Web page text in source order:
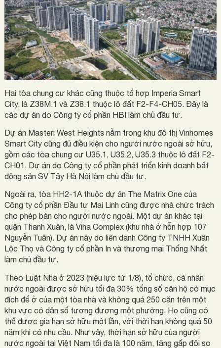
Hai tòa chung cư khác cũng thuộc tổ hợp Imperia Smart
City, là Z38M.1 và Z38.1 thuộc lô đất F2-F4-CH05. Đây là
các dự án do Công ty cổ phần HBI làm chủ đầu tư.
Dự án Masteri West Heights nằm trong khu đô thị Vinhomes
Smart City cũng đủ điều kiện cho người nước ngoài sở hữu,
gồm các tòa chung cư U35.1, U35.2, U35.3 thuộc lô đất F2-
CH01. Dự án do Công ty cổ phần phát triển kinh doanh bất
động sản SV Tây Hà Nội làm chủ đầu tư.
Ngoài ra, tòa HH2-1A thuộc dự án The Matrix One của
Công ty cổ phần Đầu tư Mai Linh cũng được nhà chức trách
cho phép bán cho người nước ngoài. Một dự án khác tại
quận Thanh Xuân, là Viha Complex (khu nhà ở hỗn hợp 107
Nguyễn Tuân). Dự án này do liên danh Công ty TNHH Xuân
Lộc Thọ và Công ty cổ phần In và thương mại Thống Nhất
làm chủ đầu tư.
Theo Luật Nhà ở 2023 (hiệu lực từ 1/8), tổ chức, cá nhân
nước ngoài được sở hữu tối đa 30% tổng số căn hộ có mục
đích để ở của một tòa nhà và không quá 250 căn trên một
khu vực có dân số tương đương một phường. Họ cũng có
thể được gia hạn sở hữu một lần, với thời hạn không quá 50
năm khi có nhu cầu. Như vậy, thời hạn sở hữu của người
nước ngoài tại Việt Nam tối đa là 100 năm, tăng gấp đôi so